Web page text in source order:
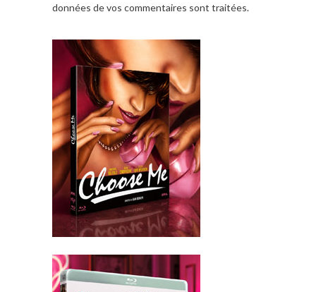
données de vos commentaires sont traitées.